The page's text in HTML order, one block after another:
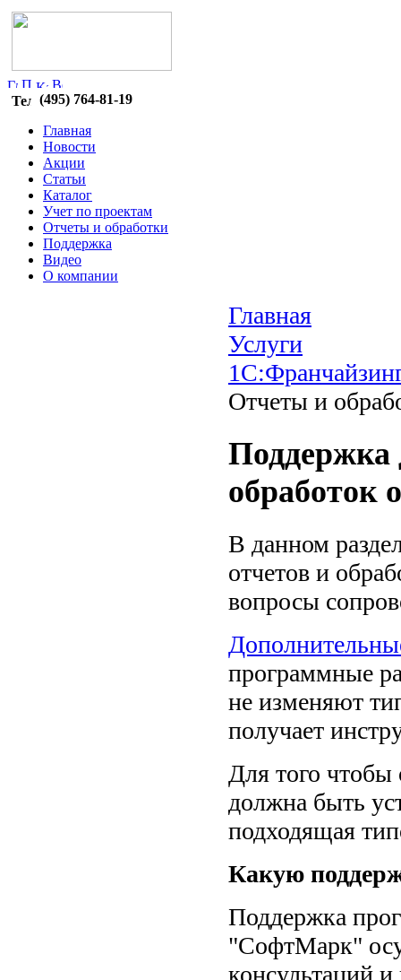
(495) 764-81-19
Главная
Новости
Акции
Статьи
Каталог
Учет по проектам
Отчеты и обработки
Поддержка
Видео
О компании
Главная
Услуги
Отчеты и
Поддержка
В данном
отчетов и
вопросы
программные
не изменяют
получает
Для того чтобы
должна быть
подходящая
Какую
Поддержка
"СофтМарк"
консультаций